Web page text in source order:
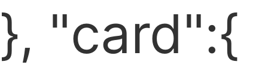
}, "card":{